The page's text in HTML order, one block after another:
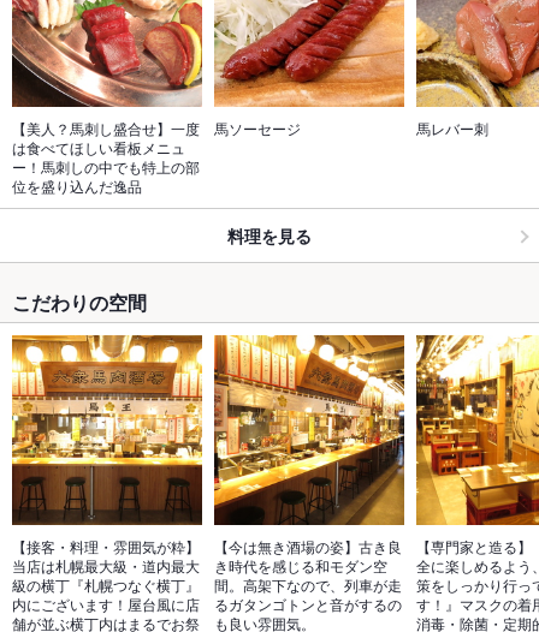
【美人？馬刺し盛合せ】一度
は食べてほしい看板メニュ
ー！馬刺しの中でも特上の部
位を盛り込んだ逸品
馬ソーセージ 馬レバー刺
料理を見る
こだわりの空間
【接客・料理・雰囲気が粋】
当店は札幌最大級・道内最大
級の横丁『札幌つなぐ横丁』
内にございます！屋台風に店
舗が並ぶ横丁内はまるでお祭
【今は無き酒場の姿】古き良
き時代を感じる和モダン空
間。高架下なので、列車が走
るガタンゴトンと音がするの
も良い雰囲気。
【専門家と造る
全に楽しめるよう
策をしっかり行っ
す！』マスクの着
消毒・除菌・定期